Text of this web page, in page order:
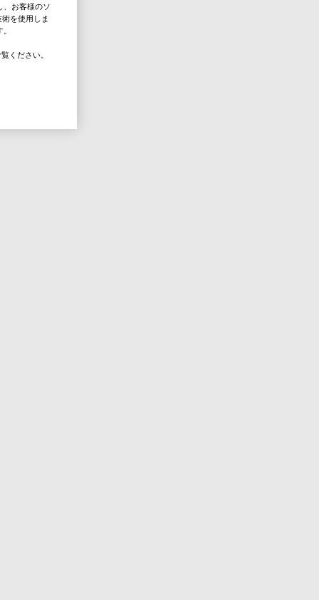
、お客様のソ
を使用しま
ください。